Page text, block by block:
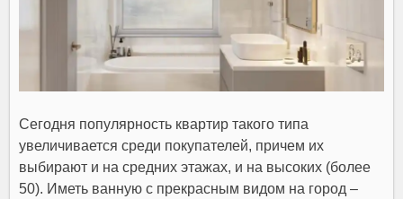
Сегодня популярность квартир такого типа
увеличивается среди покупателей, причем их
выбирают и на средних этажах, и на высоких (более
50). Иметь ванную с прекрасным видом на город –